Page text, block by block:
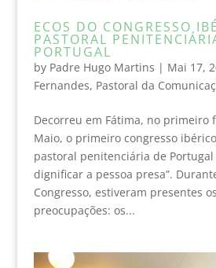
ECOS DO CONGRESSO
PASTORAL
PORTUGAL
by Padre Hugo Martins | Mai 17,
Fernandes, Pastoral da
Decorreu em Fátima, no primeiro
Maio, o primeiro congresso
pastoral penitenciária de Portugal
dignificar a pessoa presa”.
Congresso, estiveram presentes
preocupações: os...